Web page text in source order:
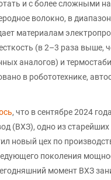
и с более сложными
волокно, в
материалам
(в 2–3 раза выше,
аналогов) и
в робототехнике,
, что в сентябре 2024
(ВХЗ), одно из
новый цех по
поколения
момент ВХЗ